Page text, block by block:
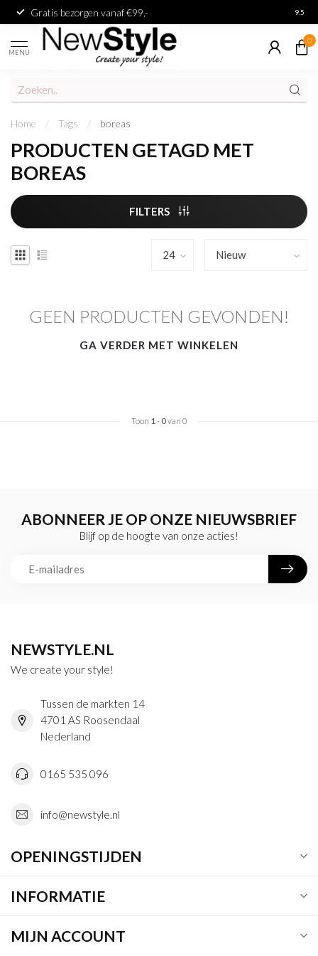
Gratis bezorgen vanaf €99,- 9.5
MENU
0
Home / Tags / boreas
PRODUCTEN GETAGD MET
BOREAS
FILTERS
GEEN PRODUCTEN GEVONDEN!
GA VERDER MET WINKELEN
Toon 1- 0van 0
ABONNEER JE OP ONZE NIEUWSBRIEF
Blijf op de hoogte van onze acties!
NEWSTYLE.NL
We create your style!
Tussen de markten 14
4701 AS Roosendaal
Nederland
0165 535 096
info@newstyle.nl
OPENINGSTIJDEN
INFORMATIE
MIJN ACCOUNT